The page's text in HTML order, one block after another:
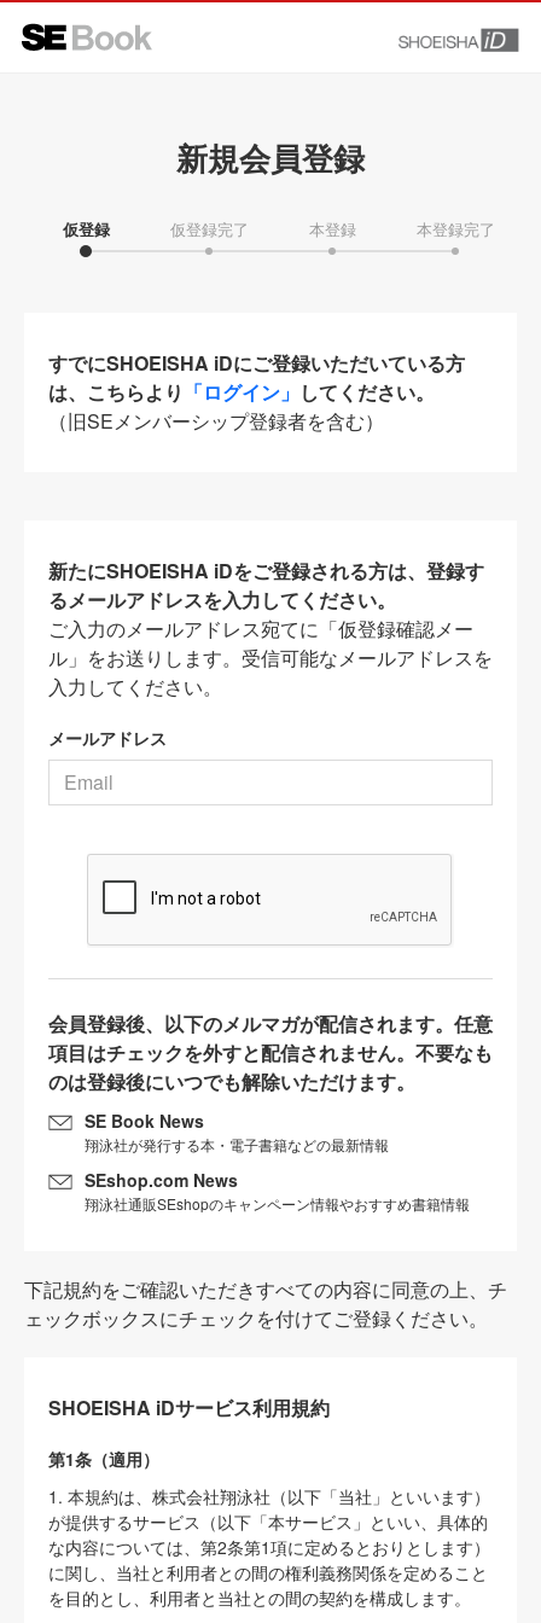
新規会員登録
仮登録 仮登録完了 本登録 本登録完了
すでにSHOEISHA iDにご登録いただいている方
は、こちらより 「ログイン」 してください。
（旧SEメンバーシップ登録者を含む）
新たにSHOEISHA iDをご登録される方は、登録す
るメールアドレスを入力してください。
ご入力のメールアドレス宛てに「仮登録確認メー
ル」をお送りします。受信可能なメールアドレスを
入力してください。
メールアドレス
会員登録後、以下のメルマガが配信されます。任意
項目はチェックを外すと配信されません。不要なも
のは登録後にいつでも解除いただけます。
SE Book News
翔泳社が発行する本・電子書籍などの最新情報
SEshop.com News
翔泳社通販SEshopのキャンペーン情報やおすすめ書籍情報
下記規約をご確認いただきすべての内容に同意の上、チ
ェックボックスにチェックを付けてご登録ください。
SHOEISHA iDサービス利用規約
第1条（適用）
1. 本規約は、株式会社翔泳社（以下「当社」といいます）
が提供するサービス（以下「本サービス」といい、具体的
な内容については、第2条第1項に定めるとおりとします）
に関し、当社と利用者との間の権利義務関係を定めること
を目的とし、利用者と当社との間の契約を構成します。